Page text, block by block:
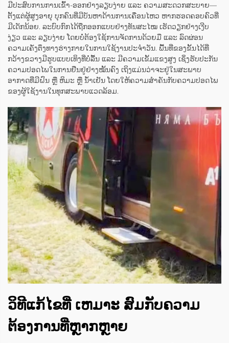
ມີປະສົບການການເຂົ້າ-ອອກຢ່າງລຽບງ່າຍ ແລະ ຄວາມສະດວກສະບາຍ—
ຕັ້ງແຕ່ຜູ້ສູງອາຍຸ ບຸກຄົນທີ່ມີບັນຫາດ້ານການເຄື່ອນໄຫວ ຫາກຮອດຄອບຄົວທີ່
ມີເດັກນ້ອຍ. ລະບົບກົກໄດ້ຖືກອອກແບບຢ່າງທັນສະໄໝ ເຮັດວຽກຢ່າງເງີບ
ງ່ຽວ ແລະ ລຽບງ່າຍ ໂດຍບໍ່ຕ້ອງໃຊ້ການຈັດການດ້ວຍມື ແລະ ລົດຜ່ອນ
ຄວາມເຄັ່ງຕຶງທາງຮ່າງກາຍໃນການໃຊ້ງານປະຈຳວັນ. ພື້ນທີ່ຂອງຂັ້ນໄດ້ທີ່
ກວ້າງຂວາງມີຮູບແບບເທິງທີ່ບໍ່ລື້ນ ແລະ ມີຄວາມເຂັ້ມແຂງສູງ ເຊິ່ງຮັບປະກັນ
ຄວາມປອດໄພໃນການຢືນຢູ່ຢ່າງໝັ້ນຄົງ ເຖິງແມ່ນວ່າຈະຢູ່ໃນສະພາບ
ອາກາດທີ່ມີຝົນ ຫຼື ຫິມະ ຫຼື ນ້ຳເຢັນ ໂດຍໃຫ້ຄວາມສຳຄັນກັບຄວາມປອດໄພ
ຂອງຜູ້ໃຊ້ງານໃນທຸກສະພາບແວດລ້ອມ.
ວິທີແກ້ໄຂທີ່ ເຫມາະ ສົມກັບຄວາມ
ຕ້ອງການທີ່ຫຼາກຫຼາຍ